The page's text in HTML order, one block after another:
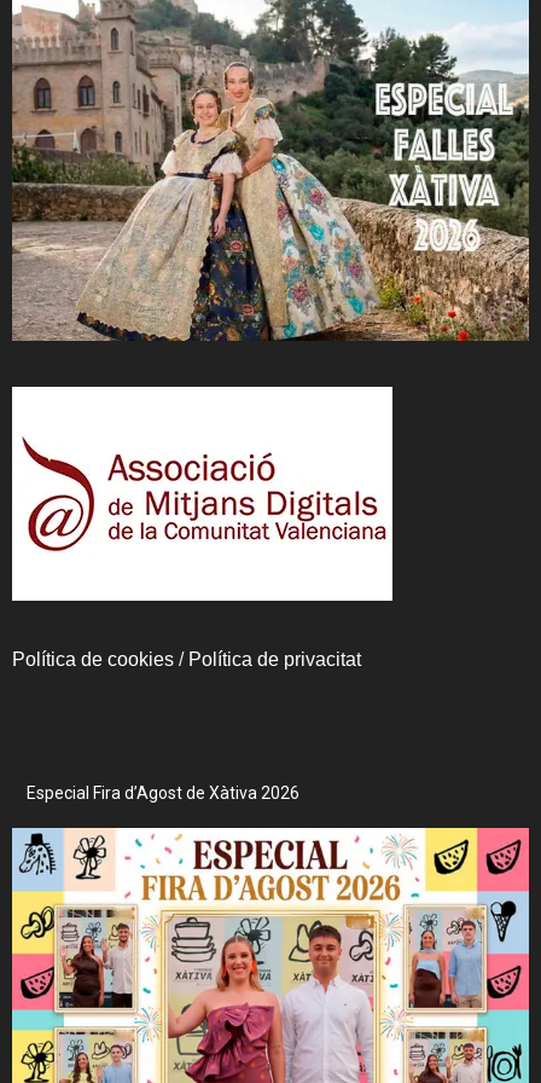
Política de cookies / Política de privacitat
Especial Fira d’Agost de Xàtiva 2026